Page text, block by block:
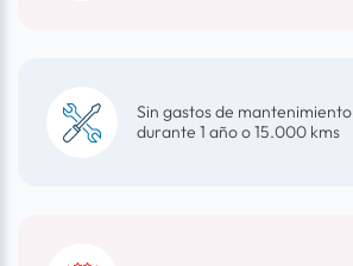
Sin gastos de mantenimiento
durante 1 año o 15.000 kms